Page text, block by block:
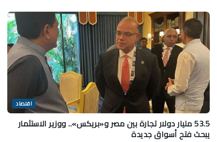
اقتصاد
53.5 مليار دولار تجارة بين مصر و«بريكس».. ووزير الاستثمار
يبحث فتح أسواق جديدة